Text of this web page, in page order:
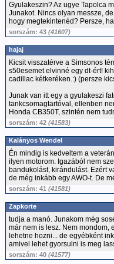
Gyulakeszin? Az ugye Tapolca
Junakot. Nincs olyan messze,
hogy megtekintenéd? Persze,
sorszám: 43 (41607)
hajaj
Kicsit visszatérve a Simsonos
s50esemet elvinné egy dt-ért!
cadillac kétkeréken.:) (persze
Junak van itt egy a gyulakeszi
tankcsomagtartóval, ellenben
Honda CB350T, szintén nem
sorszám: 42 (41583)
Kalányos Wendel
Én mindig is kedveltem a
ilyen motorom. Igazából nem
bandukolást, kirándulást. Ezért
de még inkább egy AWO-t. De
sorszám: 41 (41581)
Zapkorte
tudja a manó. Junakom még
már nem is lesz. Nem mondom,
lehetne hozni... de egyébként
amivel lehet gyorsulni is meg
sorszám: 40 (41577)